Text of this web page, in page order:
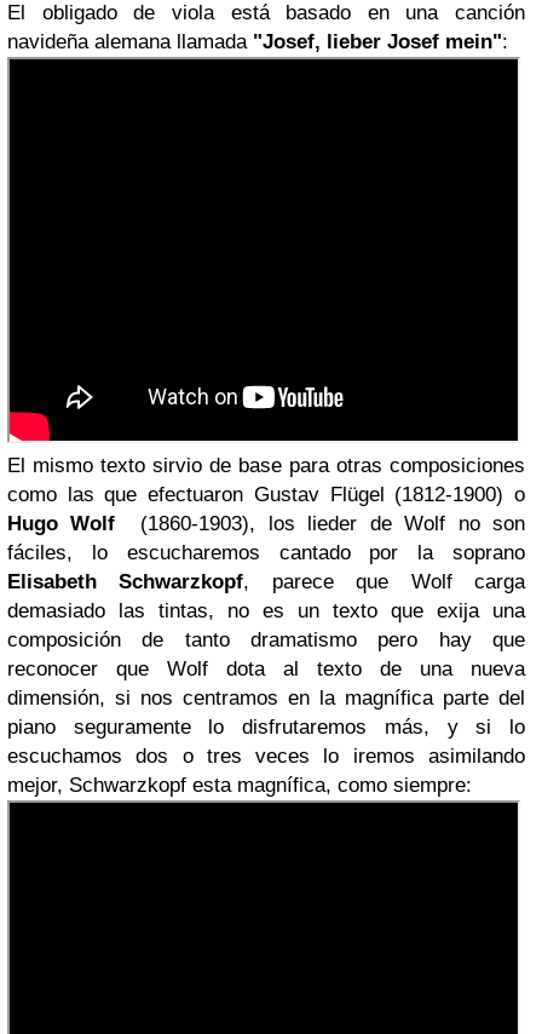
El obligado de viola está basado en una canción
navideña alemana llamada "Josef, lieber Josef mein":
El mismo texto sirvio de base para otras composiciones
como las que efectuaron Gustav Flügel (1812-1900) o
Hugo Wolf (1860-1903), los lieder de Wolf no son
fáciles, lo escucharemos cantado por la soprano
Elisabeth Schwarzkopf, parece que Wolf carga
demasiado las tintas, no es un texto que exija una
composición de tanto dramatismo pero hay que
reconocer que Wolf dota al texto de una nueva
dimensión, si nos centramos en la magnífica parte del
piano seguramente lo disfrutaremos más, y si lo
escuchamos dos o tres veces lo iremos asimilando
mejor, Schwarzkopf esta magnífica, como siempre: